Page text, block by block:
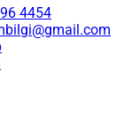
4454